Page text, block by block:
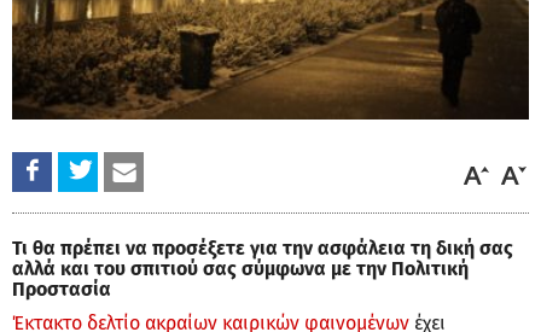
Τι θα πρέπει να προσέξετε για την ασφάλεια τη δική σας
αλλά και του σπιτιού σας σύμφωνα με την Πολιτική
Προστασία
Έκτακτο δελτίο ακραίων καιρικών φαινομένων έχει